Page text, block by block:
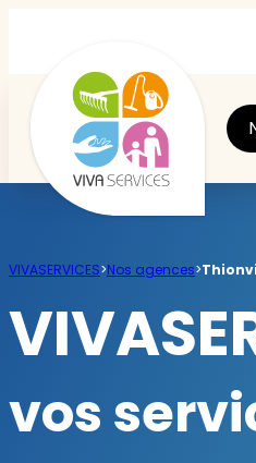
Repassage
Jardin
VIVASERVICES>Nos agences>
vos